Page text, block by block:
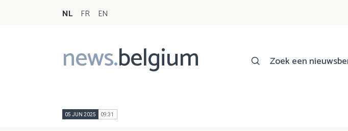
NL FR EN
news.belgium
Main
navigation
Zoek een
05 JUN 2025 09:31